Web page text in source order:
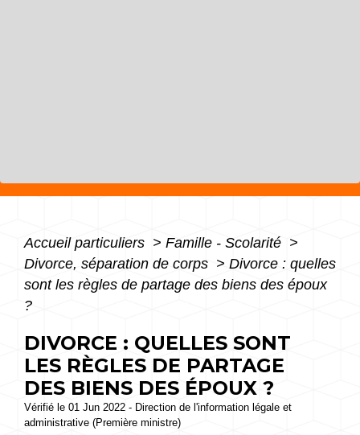
Accueil particuliers > Famille - Scolarité >
Divorce, séparation de corps > Divorce : quelles
sont les règles de partage des biens des époux
?
DIVORCE : QUELLES SONT
LES RÈGLES DE PARTAGE
DES BIENS DES ÉPOUX ?
Vérifié le 01 Jun 2022 - Direction de l'information légale et
administrative (Première ministre)